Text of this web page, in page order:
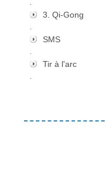
.
3. Qi-Gong
.
SMS
.
Tir à l'arc
.